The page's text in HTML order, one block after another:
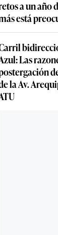
a un año
está
Las
la Av.